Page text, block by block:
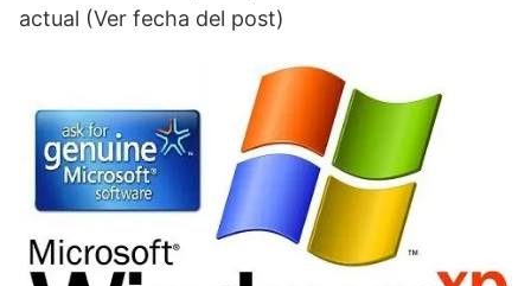
actual (Ver fecha del post)